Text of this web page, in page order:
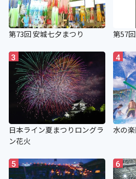
第73回 安城七夕まつり 第57
3
日本ライン夏まつりロングラ
ン花火
4
水の
5 6